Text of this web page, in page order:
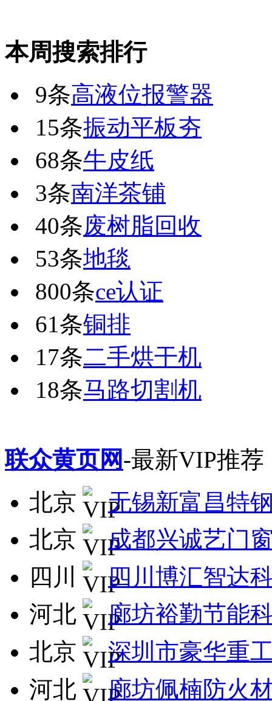
本周搜索排行
9条高液位报警器
15条振动平板夯
68条牛皮纸
3条南洋茶铺
40条废树脂回收
53条地毯
800条ce认证
61条铜排
17条二手烘干机
18条马路切割机
联众黄页网-最新VIP推荐
北京
无锡新富昌特
北京
成都兴诚艺门
四川
四川博汇智达
河北
廊坊裕勤节能
北京
深圳市豪华重
河北
廊坊佩楠防火